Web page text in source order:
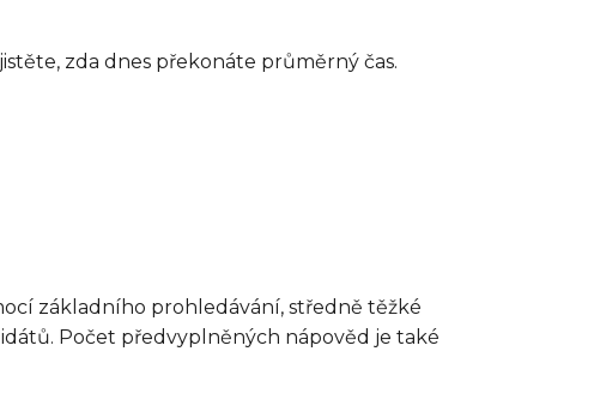
zda dnes překonáte průměrný čas.
základního prohledávání, středně těžké
Počet předvyplněných nápověd je také